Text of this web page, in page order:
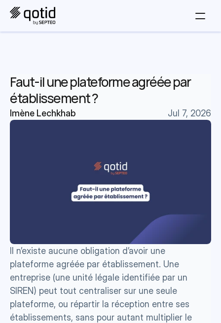
Faut-il une plateforme agréée par
établissement ?
Imène Lechkhab Jul 7, 2026
Il n’existe aucune obligation d’avoir une
plateforme agréée par établissement. Une
entreprise (une unité légale identifiée par un
SIREN) peut tout centraliser sur une seule
plateforme, ou répartir la réception entre ses
établissements, sans pour autant multiplier le